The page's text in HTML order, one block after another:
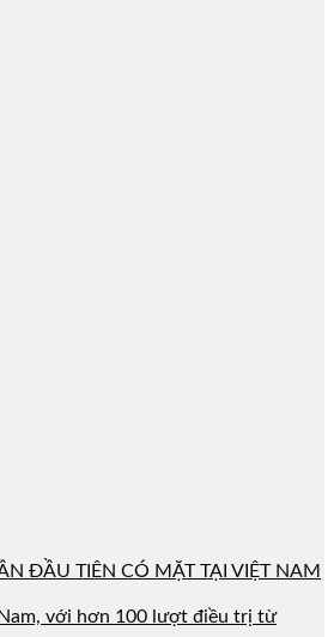
ĐẦU TIÊN CÓ MẶT TẠI VIỆT NAM
Nam, với hơn 100 lượt điều trị từ